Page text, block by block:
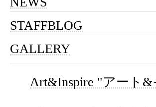
STAFFBLOG
GALLERY
Art&Inspire "アート